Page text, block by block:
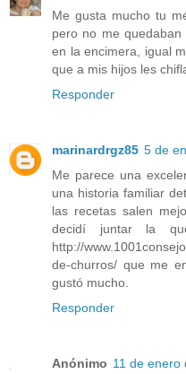
Me gusta mucho tu
pero no me
en la encimera, igual
que a mis hijos les
Responder
marinardrgz85 5 de
Me parece una
una historia familiar
las recetas salen
decidí juntar la
http://
de-churros/ que me
gustó mucho.
Responder
Anónimo 11 de enero